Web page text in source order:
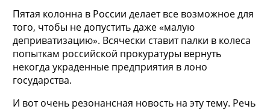
Пятая колонна в России делает все возможное для
того, чтобы не допустить даже «малую
деприватизацию». Всячески ставит палки в колеса
попыткам российской прокуратуры вернуть
некогда украденные предприятия в лоно
государства.
И вот очень резонансная новость на эту тему. Речь